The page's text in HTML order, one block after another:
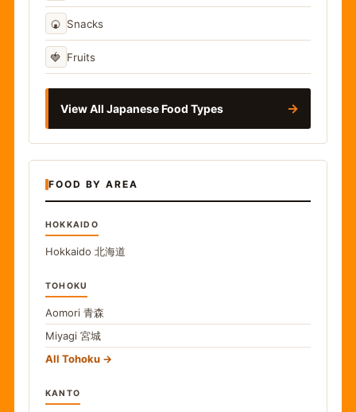
🍘 Snacks
🍓 Fruits
View All Japanese Food Types →
FOOD BY AREA
HOKKAIDO
Hokkaido 北海道
TOHOKU
Aomori 青森
Miyagi 宮城
All Tohoku
KANTO